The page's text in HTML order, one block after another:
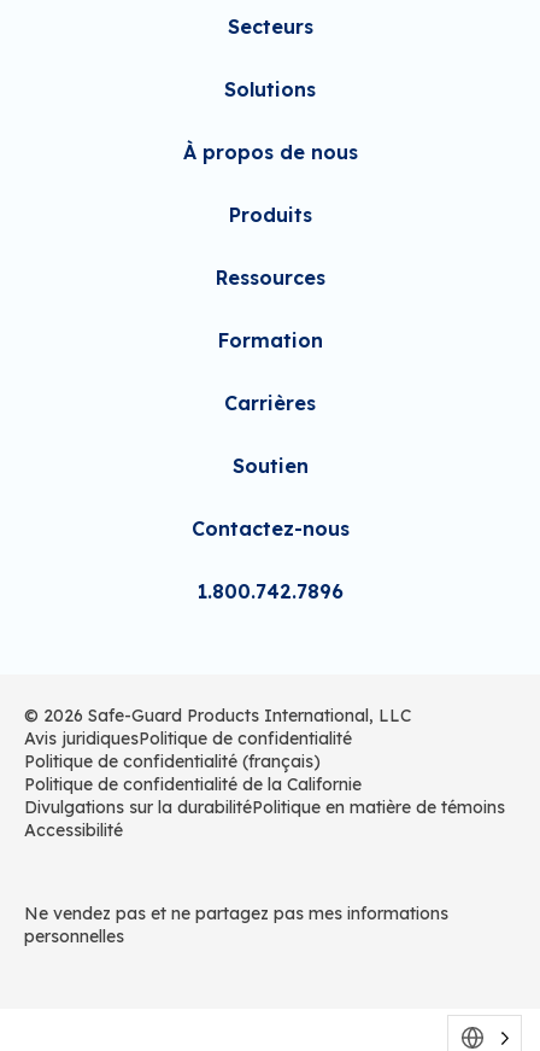
Secteurs
Solutions
À propos de nous
Produits
Ressources
Formation
Carrières
Soutien
Contactez-nous
1.800.742.7896
© 2026 Safe-Guard Products International, LLC
Avis juridiquesPolitique de confidentialité
Politique de confidentialité (français)
Politique de confidentialité de la Californie
Divulgations sur la durabilitéPolitique en matière de témoins
Accessibilité
Ne vendez pas et ne partagez pas mes informations
personnelles